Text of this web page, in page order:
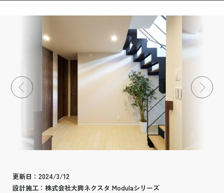
ズ
ある住宅展示場
更新日：2024/3/12
設計施工：株式会社大興ネクスタ Modulaシリーズ